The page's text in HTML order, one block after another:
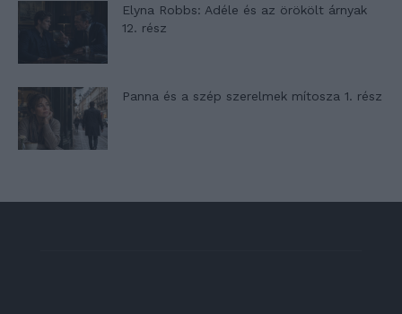
Elyna Robbs: Adéle és az örökölt árnyak
12. rész
Panna és a szép szerelmek mítosza 1. rész